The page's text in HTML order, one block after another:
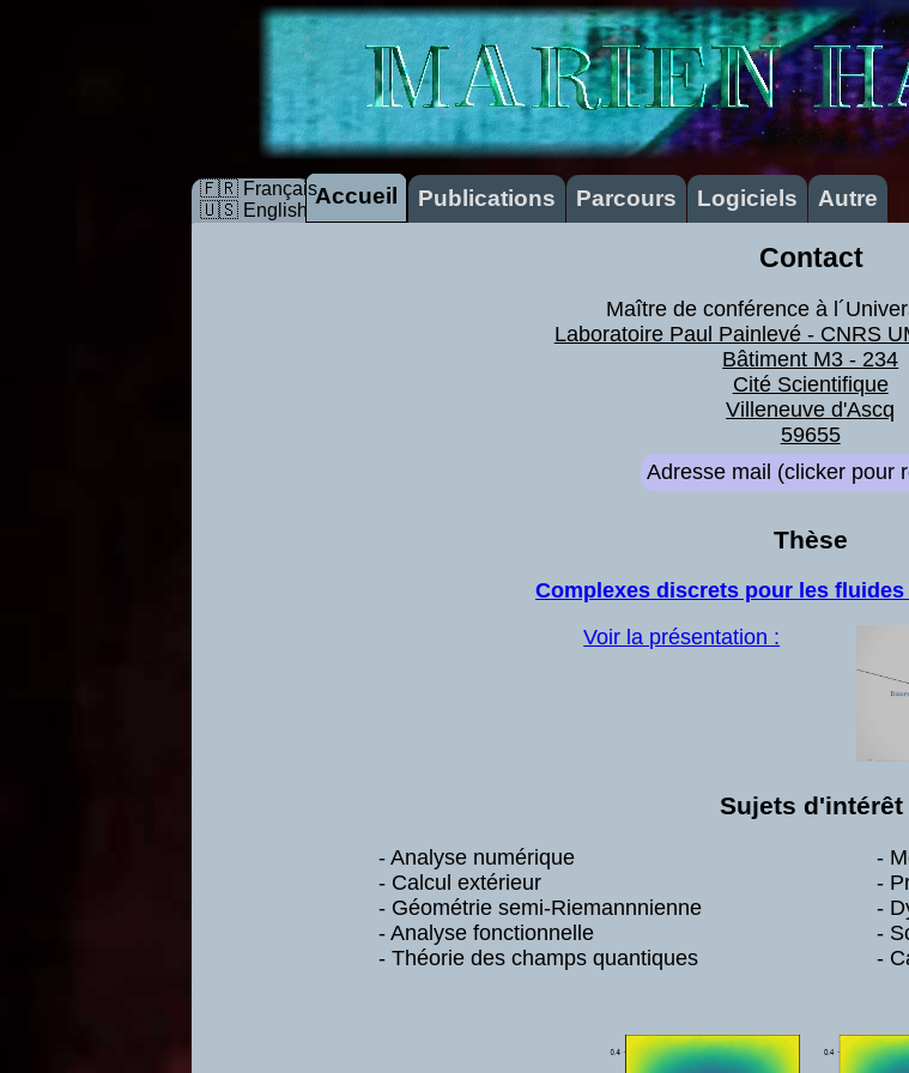
🇫🇷 Français
🇺🇸 English
Accueil Publications Parcours Logiciels Autre
Contact
Maître de conférence à
Laboratoire Paul Painlevé - CNRS
Bâtiment M3 - 234
Cité Scientifique
Villeneuve d'Ascq
59655
Adresse mail (clicker pour
Thèse
Complexes discrets pour les
Voir la présentation :
Sujets d'intérêt
- Analyse numérique
- Calcul extérieur
- Géométrie semi-Riemannnienne
- Analyse fonctionnelle
- Théorie des champs quantiques
-
-
-
-
-